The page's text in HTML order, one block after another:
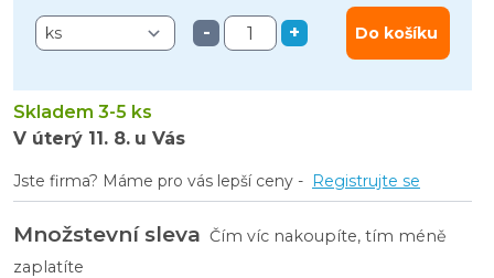
- + Do košíku
Skladem 3-5 ks
V úterý 11. 8. u Vás
Jste firma? Máme pro vás lepší ceny - Registrujte se
Množstevní sleva Čím víc nakoupíte, tím méně
zaplatíte